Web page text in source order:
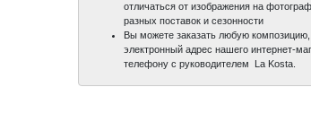
отличаться от изображения на
разных поставок и сезонности
Вы можете заказать любую
электронный адрес нашего интернет-
телефону с руководителем La Kosta.